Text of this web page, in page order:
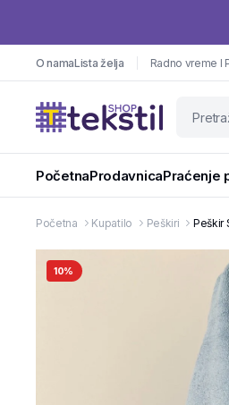
O namaLista želja Radno vreme I
PočetnaProdavnicaPraćenje
Početna Kupatilo Peškiri Peškir
10%